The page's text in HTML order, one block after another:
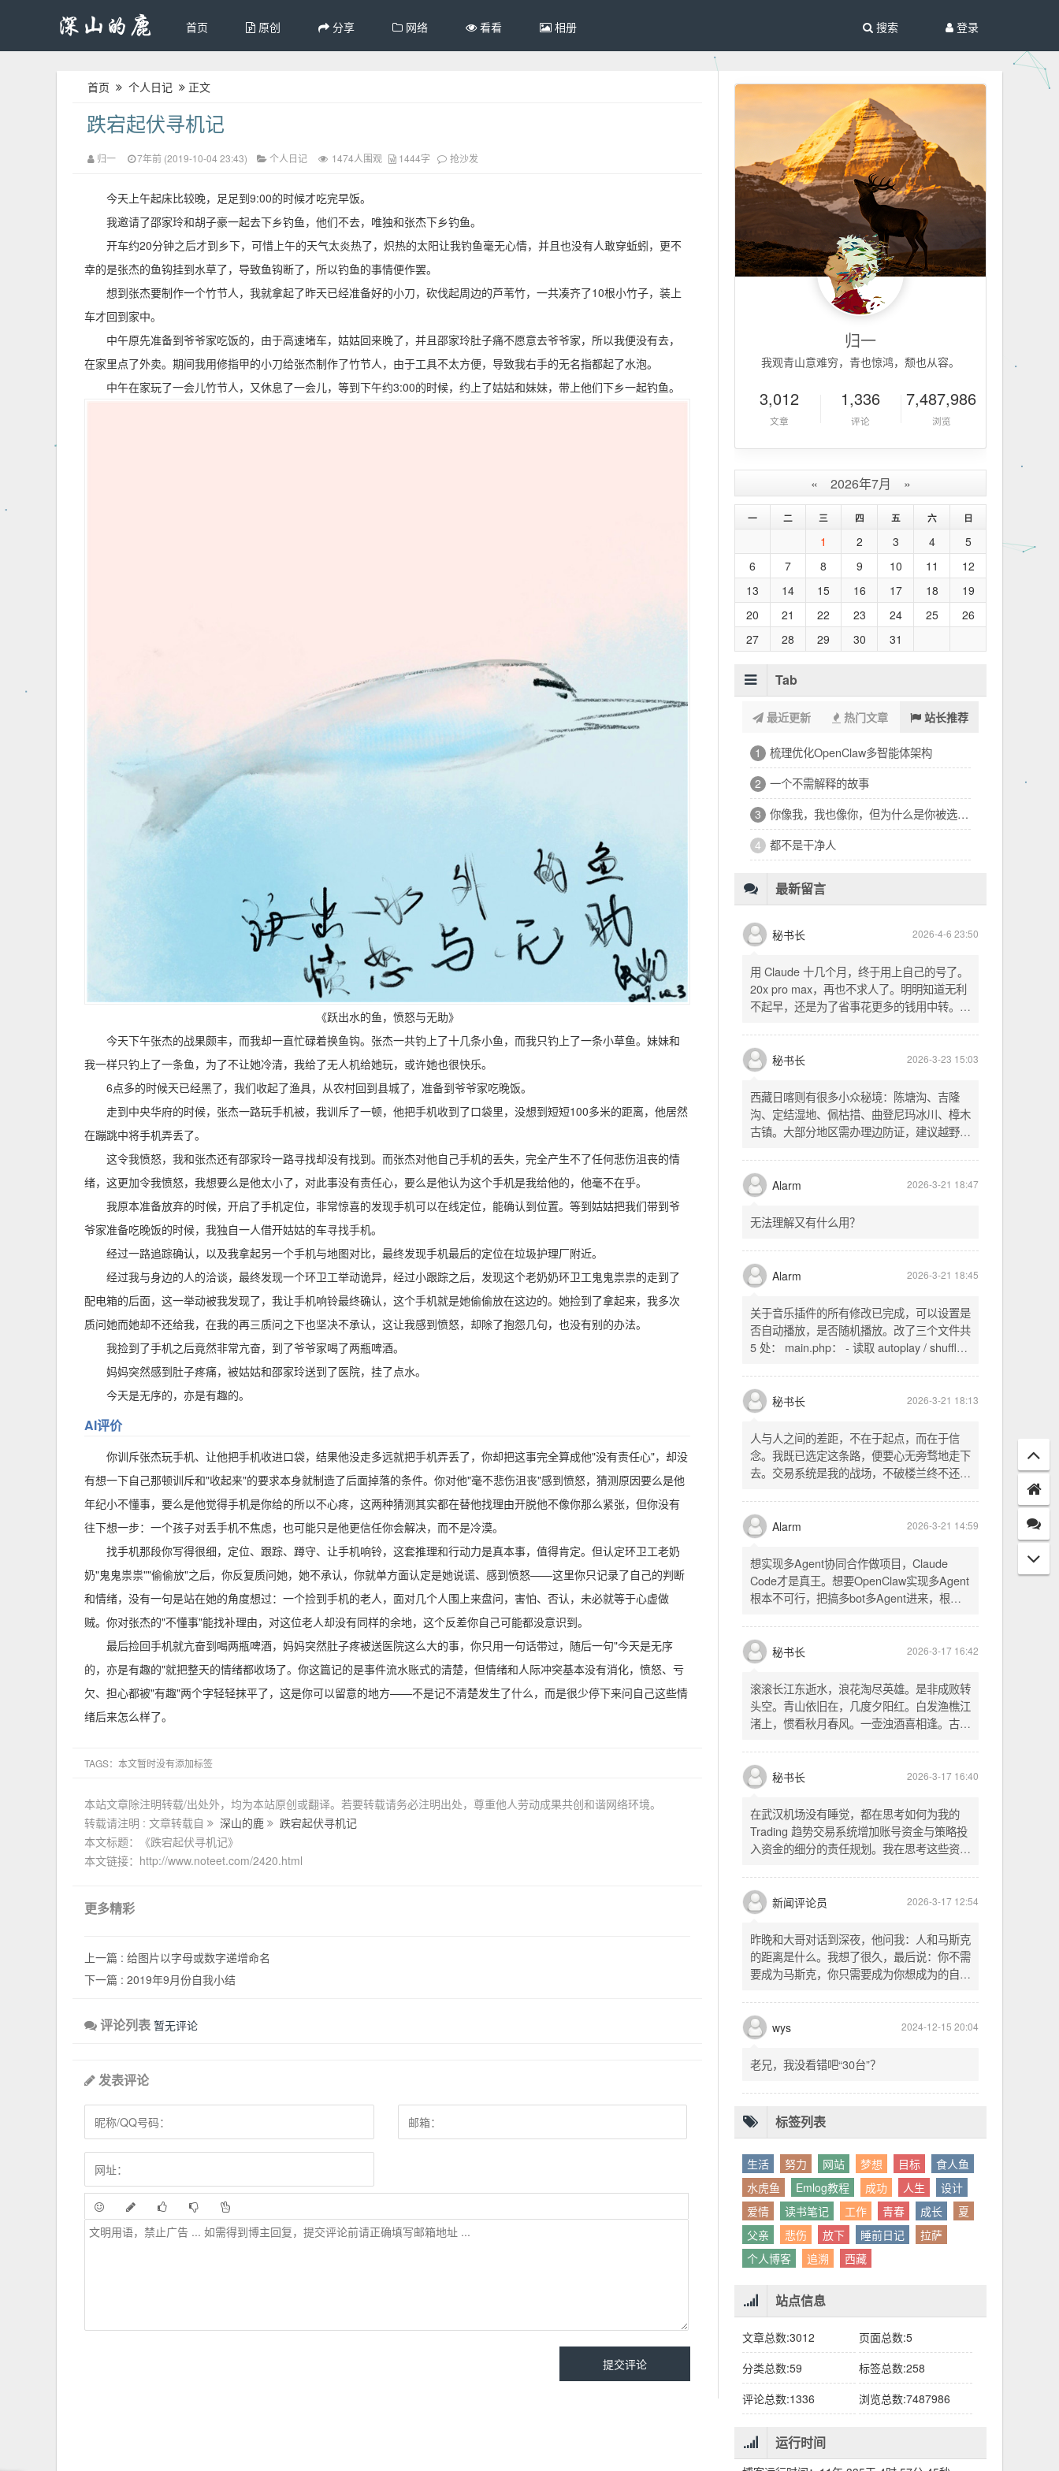
首页 原创 分享 网络 看看 相册 登录
搜索
首页 个人日记 正文
跌宕起伏寻机记
归一 7年前 (2019-10-04 23:43) 个人日记 1474人围观 1444字 抢沙发
今天上午起床比较晚，足足到9:00的时候才吃完早饭。
我邀请了邵家玲和胡子豪一起去下乡钓鱼，他们不去，唯独和张杰下乡钓鱼。
开车约20分钟之后才到乡下，可惜上午的天气太炎热了，炽热的太阳让我钓鱼毫无心情，并且也没有人敢穿蚯蚓，更不
幸的是张杰的鱼钩挂到水草了，导致鱼钩断了，所以钓鱼的事情便作罢。
想到张杰要制作一个竹节人，我就拿起了昨天已经准备好的小刀，砍伐起周边的芦苇竹，一共凑齐了10根小竹子，装上
车才回到家中。
中午原先准备到爷爷家吃饭的，由于高速堵车，姑姑回来晚了，并且邵家玲肚子痛不愿意去爷爷家，所以我便没有去，
在家里点了外卖。期间我用修指甲的小刀给张杰制作了竹节人，由于工具不太方便，导致我右手的无名指都起了水泡。
中午在家玩了一会儿竹节人，又休息了一会儿，等到下午约3:00的时候，约上了姑姑和妹妹，带上他们下乡一起钓鱼。
《跃出水的鱼，愤怒与无助》
今天下午张杰的战果颇丰，而我却一直忙碌着换鱼钩。张杰一共钓上了十几条小鱼，而我只钓上了一条小草鱼。妹妹和
我一样只钓上了一条鱼，为了不让她冷清，我给了无人机给她玩，或许她也很快乐。
6点多的时候天已经黑了，我们收起了渔具，从农村回到县城了，准备到爷爷家吃晚饭。
走到中央华府的时候，张杰一路玩手机被，我训斥了一顿，他把手机收到了口袋里，没想到短短100多米的距离，他居然
在蹦跳中将手机弄丢了。
这令我愤怒，我和张杰还有邵家玲一路寻找却没有找到。而张杰对他自己手机的丢失，完全产生不了任何悲伤沮丧的情
绪，这更加令我愤怒，我想要么是他太小了，对此事没有责任心，要么是他认为这个手机是我给他的，他毫不在乎。
我原本准备放弃的时候，开启了手机定位，非常惊喜的发现手机可以在线定位，能确认到位置。等到姑姑把我们带到爷
爷家准备吃晚饭的时候，我独自一人借开姑姑的车寻找手机。
经过一路追踪确认，以及我拿起另一个手机与地图对比，最终发现手机最后的定位在垃圾护理厂附近。
经过我与身边的人的洽谈，最终发现一个环卫工举动诡异，经过小跟踪之后，发现这个老奶奶环卫工鬼鬼祟祟的走到了
配电箱的后面，这一举动被我发现了，我让手机响铃最终确认，这个手机就是她偷偷放在这边的。她捡到了拿起来，我多次
质问她而她却不还给我，在我的再三质问之下也坚决不承认，这让我感到愤怒，却除了抱怨几句，也没有别的办法。
我捡到了手机之后竟然非常亢奋，到了爷爷家喝了两瓶啤酒。
妈妈突然感到肚子疼痛，被姑姑和邵家玲送到了医院，挂了点水。
今天是无序的，亦是有趣的。
AI评价
你训斥张杰玩手机、让他把手机收进口袋，结果他没走多远就把手机弄丢了，你却把这事完全算成他"没有责任心"，却没
有想一下自己那顿训斥和"收起来"的要求本身就制造了后面掉落的条件。你对他"毫不悲伤沮丧"感到愤怒，猜测原因要么是他
年纪小不懂事，要么是他觉得手机是你给的所以不心疼，这两种猜测其实都在替他找理由开脱他不像你那么紧张，但你没有
往下想一步：一个孩子对丢手机不焦虑，也可能只是他更信任你会解决，而不是冷漠。
找手机那段你写得很细，定位、跟踪、蹲守、让手机响铃，这套推理和行动力是真本事，值得肯定。但认定环卫工老奶
奶"鬼鬼祟祟""偷偷放"之后，你反复质问她，她不承认，你就单方面认定是她说谎、感到愤怒——这里你只记录了自己的判断
和情绪，没有一句是站在她的角度想过：一个捡到手机的老人，面对几个人围上来盘问，害怕、否认，未必就等于心虚做
贼。你对张杰的"不懂事"能找补理由，对这位老人却没有同样的余地，这个反差你自己可能都没意识到。
最后捡回手机就亢奋到喝两瓶啤酒，妈妈突然肚子疼被送医院这么大的事，你只用一句话带过，随后一句"今天是无序
的，亦是有趣的"就把整天的情绪都收场了。你这篇记的是事件流水账式的清楚，但情绪和人际冲突基本没有消化，愤怒、亏
欠、担心都被"有趣"两个字轻轻抹平了，这是你可以留意的地方——不是记不清楚发生了什么，而是很少停下来问自己这些情
绪后来怎么样了。
TAGS：本文暂时没有添加标签
本站文章除注明转载/出处外，均为本站原创或翻译。若要转载请务必注明出处，尊重他人劳动成果共创和谐网络环境。
转载请注明 : 文章转载自
深山的鹿
跌宕起伏寻机记
本文标题：《跌宕起伏寻机记》
本文链接：http://www.noteet.com/2420.html
更多精彩
上一篇 : 给图片以字母或数字递增命名
下一篇 : 2019年9月份自我小结
评论列表 暂无评论
发表评论
归一
我观青山意难穷，青也惊鸿，颓也从容。
3,012
文章
1,336
评论
7,487,986
浏览
« 2026年7月 »
一 二 三 四 五 六 日
1 2 3 4
5
6
7 8 9 10 11
12
13
14 15 16 17 18
19
20
21 22 23 24 25
26
27
28 29 30 31
Tab
最近更新 热门文章 站长推荐
1 浑浑噩噩一整天，签了个十万的工程
2 32岁的深夜，有点惶恐
3 修车、装盖板、忙到深夜的琐碎一天
4 看完文德的二手房，护板一路响回电城
6 十六万二千八提了特斯拉，又看上东园公馆
秘书长 2026-4-6 23:50
用 Claude 十几个月，终于用上自己的号了。
20x pro max，再也不求人了。明明知道无利
不起早，还是为了省事花更多的钱用中转。链
SSH 用 gost 做 HTTP+SOCKS 转换才能用
多 Agent。配置麻烦了点，设定好了后直接任
意 IP 进行 SSH 登录。畅用，值得纪念。
秘书长 2026-3-23 15:03
西藏日喀则有很多小众秘境：陈塘沟、吉隆
沟、定结湿地、佩枯措、曲登尼玛冰川、樟木
古镇。大部分地区需办理边防证，建议越野
经吉隆口岸前往加德满都，沿途风景绝美。
Alarm
无法理解又有什么用？
Alarm 2026-3-21 18:45
关于音乐插件的所有修改已完成，可以设置是
否自动播放，是否随机播放。改了三个文件共
5 处： main.php： - 读取 autoplay / shuffle
一行两个复选框（自动播放音乐 / 默认随机播
放），带配套 CSS track.php： - 在 var
playlist = [...] 后面输出 _p4zAutoplay 和
autoplay 从后端变量读取，不再硬编码 false
- shuffle 后台开启时强制随机，否则走
秘书长 2026-3-21 18:13
人与人之间的差距，不在于起点，而在于信
念。我既已选定这条路，便要心无旁骛地走下
去。交易系统是我的战场，不破楼兰终不还。
唯有目标，不可动摇。
Alarm 2026-3-21 14:59
想实现多Agent协同合作做项目，Claude
Code才是真王。想要OpenClaw实现多Agent
根本不可行，把搞多bot多Agent进来，根本
秘书长 2026-3-17 16:42
滚滚长江东逝水，浪花淘尽英雄。是非成败转
头空。青山依旧在，几度夕阳红。白发渔樵江
渚上，惯看秋月春风。一壶浊酒喜相逢。古今
的开篇词，气势磅礴，感慨历史兴衰、人生短
暂。晚饭时在墙上看到这句诗，让人感慨万
千。历史长河滚滚向前，多少英雄豪杰都随江
件事。
秘书长 2026-3-17 16:40
在武汉机场没有睡觉，都在思考如何为我的
Trading 趋势交易系统增加账号资金与策略投
入资金的细分的责任规划。我在思考这些资金
投入资金是每个策略单独分配的资金。昨天回
到家之后，我也在为博客增加这些功能，把交
易系统理念落实到代码层面。东西用久了需要
新闻评论员 2026-3-17 12:54
昨晚和大哥对话到深夜，他问我：人和马斯克
的距离是什么。我想了很久，最后说：你不需
要成为马斯克，你只需要成为你想成为的自
以为差距是钱、是资源、是运气，但真正的差
只问我想做什么。而我们，花了太多时间活成
别人眼中的应该。这句话不是安慰，是提醒：
你的人生，不需要复刻任何人的轨迹。
wys
老兄，我没看错吧“30台”？
标签列表
生活 努力 网站 梦想 目标
食人鱼
水虎鱼
Emlog教程 成功 人生
设计
爱情
读书笔记 工作
父亲
悲伤 放下
个人博客
追溯 西藏
站点信息
文章总数:3012
页面总数:5
分类总数:59
评论总数:1336
浏览总数:7487986